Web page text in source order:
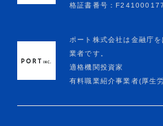
格証書番号：
ポート株式会社は金融庁
業者です。
適格機関投資家
有料職業紹介事業者(厚生